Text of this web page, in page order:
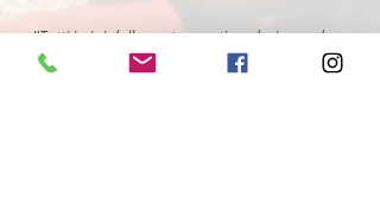
"Tutti i vini della nostra cantina derivano da un
lungo percorso di ricerca, iniziato nel 1995 con